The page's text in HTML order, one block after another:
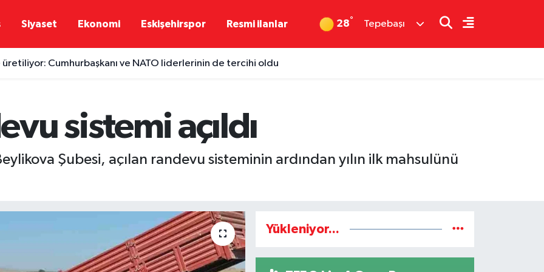
Siyaset Ekonomi Eskişehirspor Resmi ilanlar 28° Tepebaşı
üretiliyor: Cumhurbaşkanı ve NATO liderlerinin de tercihi oldu
sistemi açıldı
Şubesi, açılan randevu sisteminin ardından yılın ilk mahsulünü
Yükleniyor...